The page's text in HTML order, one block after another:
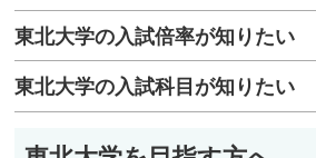
東北大学の入試倍率が知りたい
東北大学の入試科目が知りたい